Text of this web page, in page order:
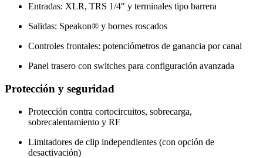
Entradas: XLR, TRS 1/4″ y terminales tipo barrera
Salidas: Speakon® y bornes roscados
Controles frontales: potenciómetros de ganancia por canal
Panel trasero con switches para configuración avanzada
Protección y seguridad
Protección contra cortocircuitos, sobrecarga,
sobrecalentamiento y RF
Limitadores de clip independientes (con opción de
desactivación)